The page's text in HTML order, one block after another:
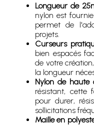
Longueur de
nylon est
permet de
projets.
Curseurs
bien espacés
de votre
la longueur
Nylon de haute
résistant, cette
pour durer,
sollicitations
Maille en